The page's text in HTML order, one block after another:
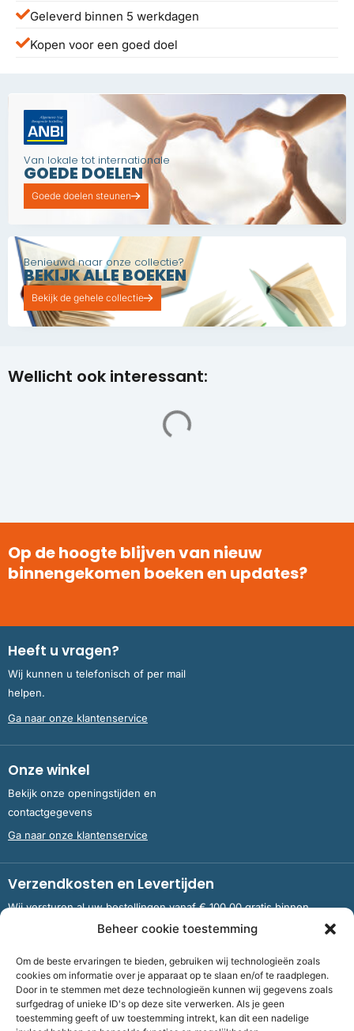
Beheer cookie toestemming
Om de beste ervaringen te bieden, gebruiken wij technologieën zoals
cookies om informatie over je apparaat op te slaan en/of te raadplegen.
Door in te stemmen met deze technologieën kunnen wij gegevens zoals
surfgedrag of unieke ID's op deze site verwerken. Als je geen
toestemming geeft of uw toestemming intrekt, kan dit een nadelige
Geleverd binnen 5 werkdagen
Kopen voor een goed doel
Van lokale tot internationale
GOEDE DOELEN
Goede doelen steunen
Benieuwd naar onze collectie?
BEKIJK ALLE BOEKEN
Bekijk de gehele collectie
Wellicht ook interessant:
Op de hoogte blijven van nieuw
binnengekomen boeken en updates?
Heeft u vragen?
Wij kunnen u telefonisch of per mail
helpen.
Ga naar onze klantenservice
Onze winkel
Bekijk onze openingstijden en
contactgegevens
Ga naar onze klantenservice
Verzendkosten en Levertijden
Wij versturen al uw bestellingen vanaf € 100,00 gratis binnen
Nederland en België.
Meer informatie over verzendkosten en levertijden
Bank NL09 RABO 0326 5083 92 ten name van Stichting OddFellows